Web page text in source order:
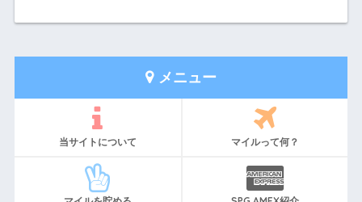
メニュー
当サイトについて マイルって何？